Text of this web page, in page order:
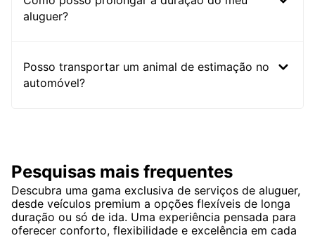
aluguer?
Posso transportar um animal de estimação no
automóvel?
Pesquisas mais frequentes
Descubra uma gama exclusiva de serviços de aluguer,
desde veículos premium a opções flexíveis de longa
duração ou só de ida. Uma experiência pensada para
oferecer conforto, flexibilidade e excelência em cada